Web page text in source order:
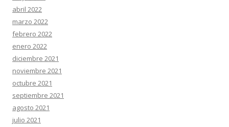
abril 2022
marzo 2022
febrero 2022
enero 2022
diciembre 2021
noviembre 2021
octubre 2021
septiembre 2021
agosto 2021
julio 2021